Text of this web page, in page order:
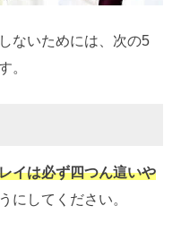
ないためには、次の5
。
イは必ず四つん這いや
にしてください。